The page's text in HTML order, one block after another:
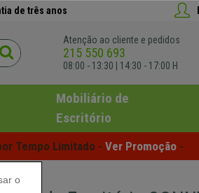
de três anos
Atenção ao cliente e pedidos
215 550 693
08:00 - 13:30 | 14:30 - 17:00 H
Mobiliário de
Escritório
Tempo Limitado - Ver Promoção -
o